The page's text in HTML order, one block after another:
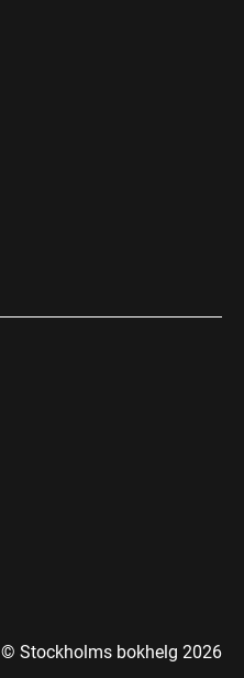
© Stockholms bokhelg 2026